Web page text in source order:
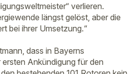
verlieren.
längst gelöst, aber die
bei ihrer Umsetzung.“
dass in Bayerns
Ankündigung für den